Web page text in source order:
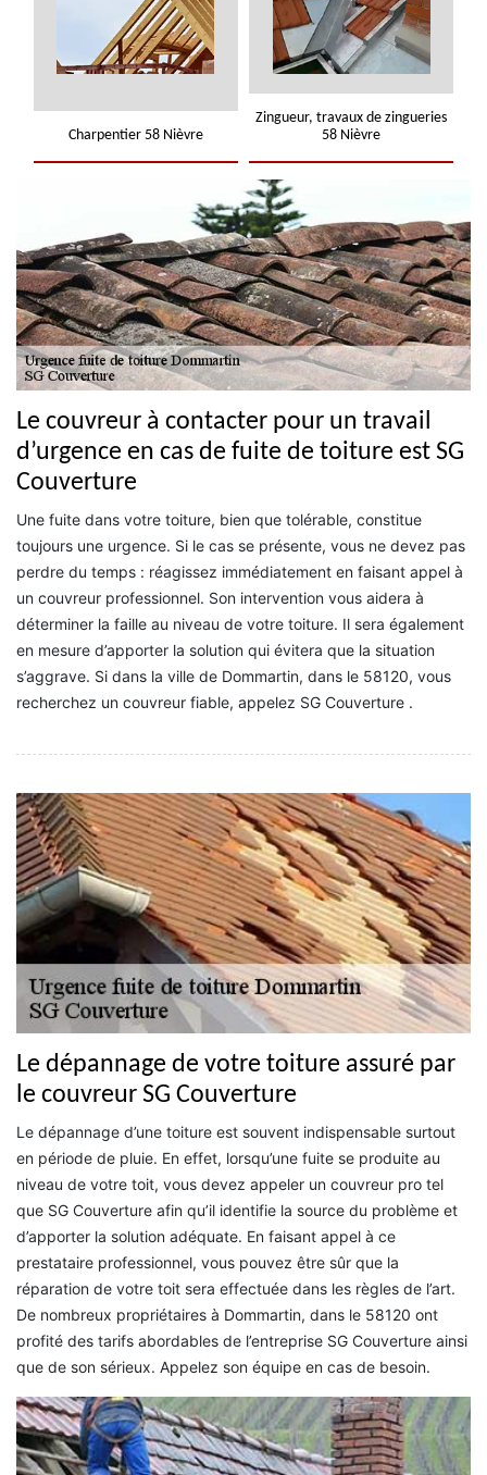
Charpentier 58 Nièvre
Zingueur, travaux de zingueries
58 Nièvre
Le couvreur à contacter pour un travail
d’urgence en cas de fuite de toiture est SG
Couverture
Une fuite dans votre toiture, bien que tolérable, constitue
toujours une urgence. Si le cas se présente, vous ne devez pas
perdre du temps : réagissez immédiatement en faisant appel à
un couvreur professionnel. Son intervention vous aidera à
déterminer la faille au niveau de votre toiture. Il sera également
en mesure d’apporter la solution qui évitera que la situation
s’aggrave. Si dans la ville de Dommartin, dans le 58120, vous
recherchez un couvreur fiable, appelez SG Couverture .
Le dépannage de votre toiture assuré par
le couvreur SG Couverture
Le dépannage d’une toiture est souvent indispensable surtout
en période de pluie. En effet, lorsqu’une fuite se produite au
niveau de votre toit, vous devez appeler un couvreur pro tel
que SG Couverture afin qu’il identifie la source du problème et
d’apporter la solution adéquate. En faisant appel à ce
prestataire professionnel, vous pouvez être sûr que la
réparation de votre toit sera effectuée dans les règles de l’art.
De nombreux propriétaires à Dommartin, dans le 58120 ont
profité des tarifs abordables de l’entreprise SG Couverture ainsi
que de son sérieux. Appelez son équipe en cas de besoin.